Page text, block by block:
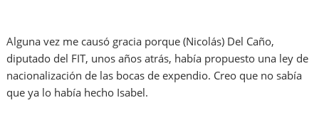
Alguna vez me causó gracia porque (Nicolás) Del Caño,
diputado del FIT, unos años atrás, había propuesto una ley de
nacionalización de las bocas de expendio. Creo que no sabía
que ya lo había hecho Isabel.